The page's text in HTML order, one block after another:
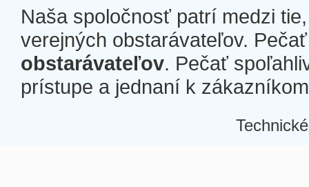
Naša spoločnosť patrí medzi
verejných obstarávateľov.
obstarávateľov. Pečať
prístupe a jednaní k